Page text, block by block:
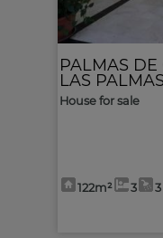
PALMAS
LAS
House for sale
122m² 3 3